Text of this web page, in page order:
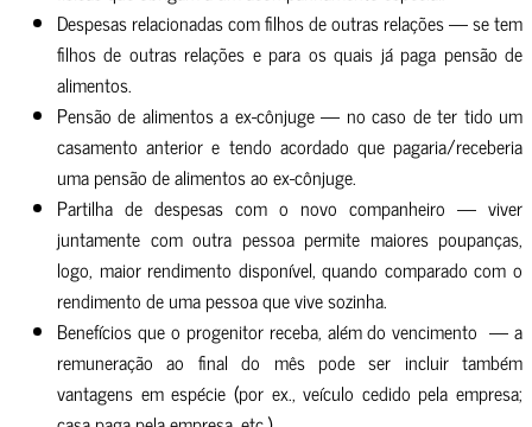
Despesas relacionadas com filhos de outras relações — se tem
filhos de outras relações e para os quais já paga pensão de
alimentos.
Pensão de alimentos a ex-cônjuge — no caso de ter tido um
casamento anterior e tendo acordado que pagaria/receberia
uma pensão de alimentos ao ex-cônjuge.
Partilha de despesas com o novo companheiro — viver
juntamente com outra pessoa permite maiores poupanças,
logo, maior rendimento disponível, quando comparado com o
rendimento de uma pessoa que vive sozinha.
Benefícios que o progenitor receba, além do vencimento — a
remuneração ao final do mês pode ser incluir também
vantagens em espécie (por ex., veículo cedido pela empresa;